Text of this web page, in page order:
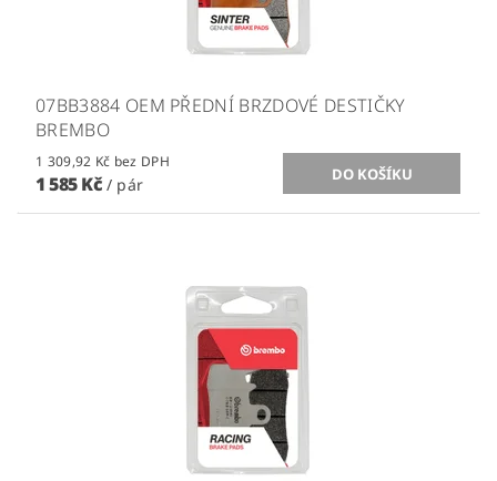
07BB3884 OEM PŘEDNÍ BRZDOVÉ DESTIČKY
BREMBO
1 309,92 Kč bez DPH
1 585 Kč / pár